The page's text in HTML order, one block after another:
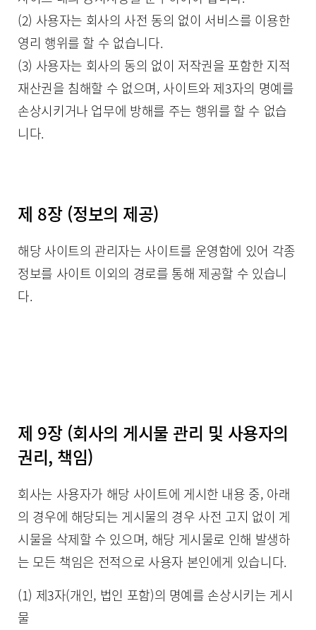
(2) 사용자는 회사의 사전 동의 없이 서비스를 이용한
영리 행위를 할 수 없습니다.
(3) 사용자는 회사의 동의 없이 저작권을 포함한 지적
재산권을 침해할 수 없으며, 사이트와 제3자의 명예를
손상시키거나 업무에 방해를 주는 행위를 할 수 없습
니다.
제 8장 (정보의 제공)
해당 사이트의 관리자는 사이트를 운영함에 있어 각종
정보를 사이트 이외의 경로를 통해 제공할 수 있습니
다.
제 9장 (회사의 게시물 관리 및 사용자의
권리, 책임)
회사는 사용자가 해당 사이트에 게시한 내용 중, 아래
의 경우에 해당되는 게시물의 경우 사전 고지 없이 게
시물을 삭제할 수 있으며, 해당 게시물로 인해 발생하
는 모든 책임은 전적으로 사용자 본인에게 있습니다.
(1) 제3자(개인, 법인 포함)의 명예를 손상시키는 게시
물